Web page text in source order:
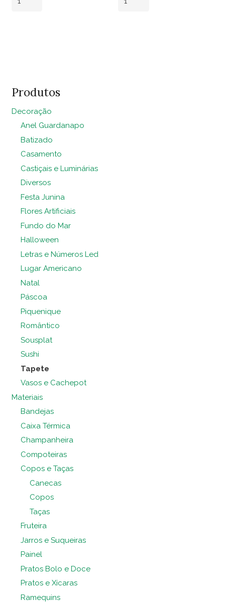
Produtos
Decoração
Anel Guardanapo
Batizado
Casamento
Castiçais e Luminárias
Diversos
Festa Junina
Flores Artificiais
Fundo do Mar
Halloween
Letras e Números Led
Lugar Americano
Natal
Páscoa
Piquenique
Romântico
Sousplat
Sushi
Tapete
Vasos e Cachepot
Materiais
Bandejas
Caixa Térmica
Champanheira
Compoteiras
Copos e Taças
Canecas
Copos
Taças
Fruteira
Jarros e Suqueiras
Painel
Pratos Bolo e Doce
Pratos e Xícaras
Ramequins